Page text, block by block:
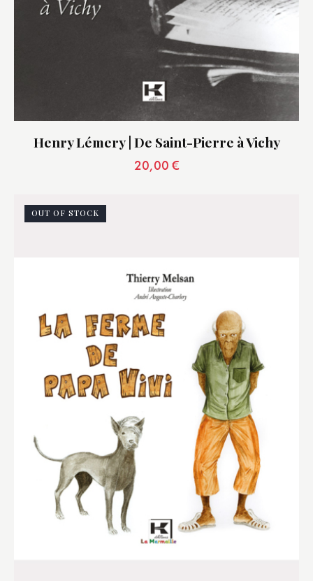
Henry Lémery | De Saint-Pierre à Vichy
20,00 €
OUT OF STOCK